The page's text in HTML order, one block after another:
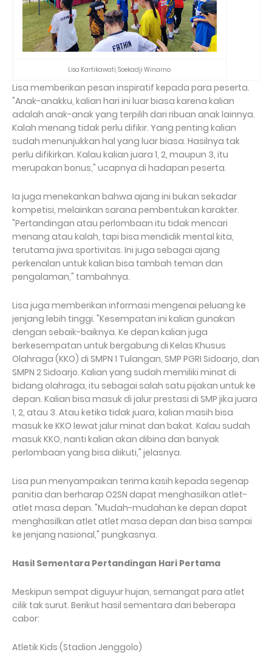
Lisa Kartikawati, Soekadji Winarno
Lisa memberikan pesan inspiratif kepada para peserta.
"Anak-anakku, kalian hari ini luar biasa karena kalian
adalah anak-anak yang terpilih dari ribuan anak lainnya.
Kalah menang tidak perlu difikir. Yang penting kalian
sudah menunjukkan hal yang luar biasa. Hasilnya tak
perlu difikirkan. Kalau kalian juara 1, 2, maupun 3, itu
merupakan bonus," ucapnya di hadapan peserta.
Ia juga menekankan bahwa ajang ini bukan sekadar
kompetisi, melainkan sarana pembentukan karakter.
"Pertandingan atau perlombaan itu tidak mencari
menang atau kalah, tapi bisa mendidik mental kita,
terutama jiwa sportivitas. Ini juga sebagai ajang
perkenalan untuk kalian bisa tambah teman dan
pengalaman," tambahnya.
Lisa juga memberikan informasi mengenai peluang ke
jenjang lebih tinggi. "Kesempatan ini kalian gunakan
dengan sebaik-baiknya. Ke depan kalian juga
berkesempatan untuk bergabung di Kelas Khusus
Olahraga (KKO) di SMPN 1 Tulangan, SMP PGRI Sidoarjo, dan
SMPN 2 Sidoarjo. Kalian yang sudah memiliki minat di
bidang olahraga, itu sebagai salah satu pijakan untuk ke
depan. Kalian bisa masuk di jalur prestasi di SMP jika juara
1, 2, atau 3. Atau ketika tidak juara, kalian masih bisa
masuk ke KKO lewat jalur minat dan bakat. Kalau sudah
masuk KKO, nanti kalian akan dibina dan banyak
perlombaan yang bisa diikuti," jelasnya.
Lisa pun menyampaikan terima kasih kepada segenap
panitia dan berharap O2SN dapat menghasilkan atlet-
atlet masa depan. "Mudah-mudahan ke depan dapat
menghasilkan atlet atlet masa depan dan bisa sampai
ke jenjang nasional," pungkasnya.
Hasil Sementara Pertandingan Hari Pertama
Meskipun sempat diguyur hujan, semangat para atlet
cilik tak surut. Berikut hasil sementara dari beberapa
cabor:
Atletik Kids (Stadion Jenggolo)